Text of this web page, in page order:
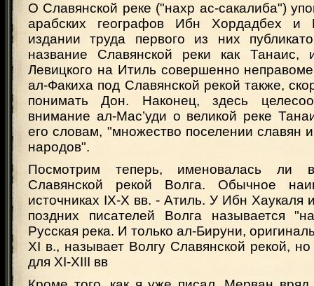
О Славянской реке ("нахр ас-сакалиба")
арабских географов Ибн Хордадбех
издании труда первого из них
название Славянской реки как Танаис,
Левицкого на Итиль совершенно
ал-Факиха под Славянской рекой также,
понимать Дон. Наконец, здесь
внимание ал-Мас’уди о великой реке
его словам, "множество поселении славян
народов".
Посмотрим теперь, именовалась ли
Славянской рекой Волга. Обычное
источниках IX-Х вв. - Атиль. У Ибн Хаукаля
поздних писателей Волга называется
Русская река. И только ал-Бируни,
XI в., называет Волгу Славянской рекой,
для XI-XIII вв